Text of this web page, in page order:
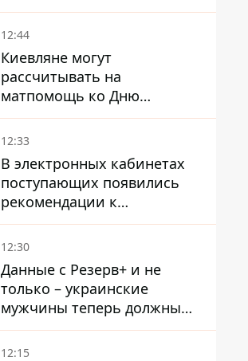
произошла стычка со
спецназом полиции
12:44
Киевляне могут
рассчитывать на
матпомощь ко Дню
независимости - кому ее
дадут
12:33
В электронных кабинетах
поступающих появились
рекомендации к
зачислению на бакалавриат
и в магистратуру – что
12:30
Данные с Резерв+ и не
только – украинские
мужчины теперь должны
доказать непригодность к
службе, чтобы получить
12:15